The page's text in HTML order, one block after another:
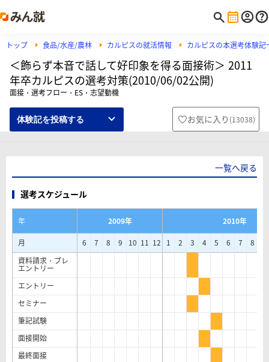
トップ 食品/水産/農林 カルピスの就活情報 カルピスの本選考体験記
＜飾らず本音で話して好印象を得る面接術＞ 2011
年卒カルピスの選考対策(2010/06/02公開)
面接・選考フロー・ES・志望動機
体験記を投稿する お気に入り (13038)
一覧へ戻る
選考スケジュール
年 2009年
2010年
月
6 7 8 9 10 11 12 1 2 3 4 5 6 7 8
資料請求・プレ
エントリー
エントリー
セミナー
筆記試験
面接開始
最終面接